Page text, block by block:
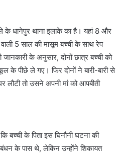
के धानेपुर थाना इलाके का है। यहां 8 और
5 साल की मासूम बच्ची के साथ रेप
के अनुसार, दोनों छात्र बच्ची को
पीछे ले गए। फिर दोनों ने बारी-बारी से
लौटी तो उसने अपनी मां को आपबीती
बच्ची के पिता इस घिनौनी घटना की
के पास थे, लेकिन उन्होंने शिकायत